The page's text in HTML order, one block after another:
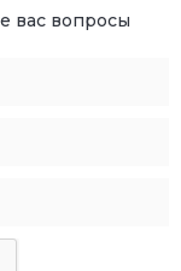
вас вопросы